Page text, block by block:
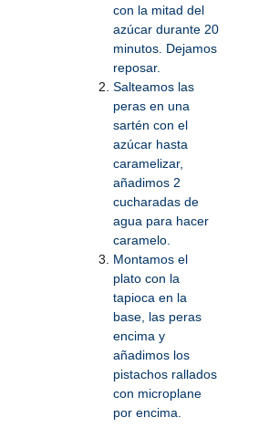
con la mitad del
azúcar durante 20
minutos. Dejamos
reposar.
Salteamos las
peras en una
sartén con el
azúcar hasta
caramelizar,
añadimos 2
cucharadas de
agua para hacer
caramelo.
Montamos el
plato con la
tapioca en la
base, las peras
encima y
añadimos los
pistachos rallados
con microplane
por encima.